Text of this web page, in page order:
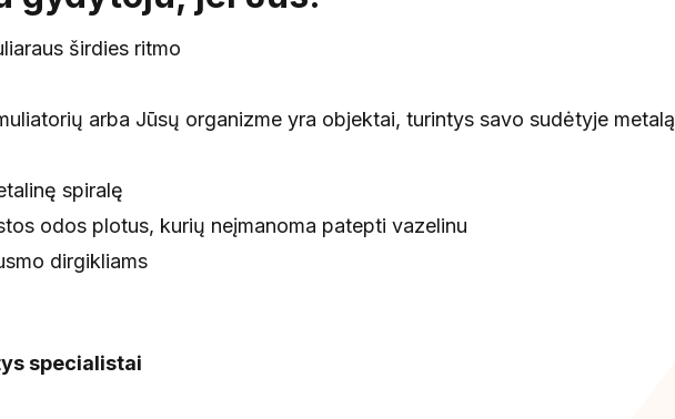
širdies ritmo
arba Jūsų organizme yra objektai, turintys savo sudėtyje metalą
spiralę
odos plotus, kurių neįmanoma patepti vazelinu
dirgikliams
specialistai